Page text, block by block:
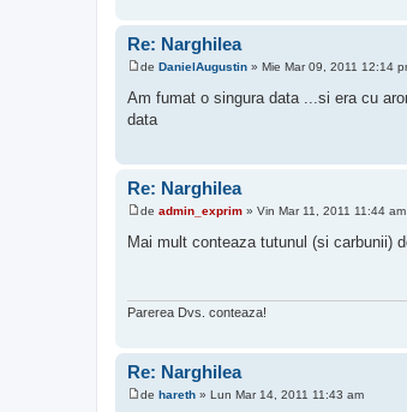
Re: Narghilea
s
a
de DanielAugustin » Mie Mar 09, 2011 12:14
Am fumat o singura data ...si era cu
data
Re: Narghilea
s
de admin_exprim » Vin Mar 11, 2011 11:44 am
Mai mult conteaza tutunul (si carbunii)
Parerea Dvs. conteaza!
Re: Narghilea
de hareth » Lun Mar 14, 2011 11:43 am